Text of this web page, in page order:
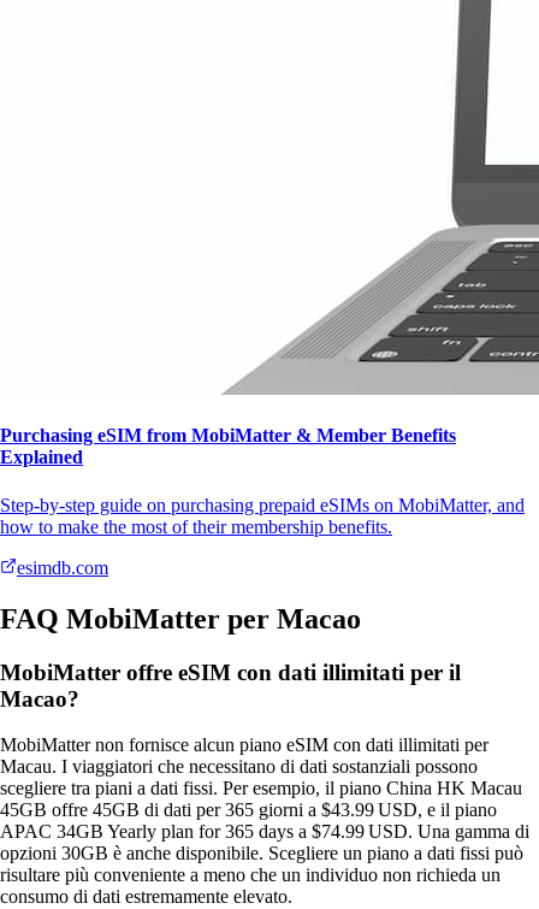
Purchasing eSIM from MobiMatter & Member Benefits
Explained
Step-by-step guide on purchasing prepaid eSIMs on MobiMatter, and
how to make the most of their membership benefits.
esimdb.com
FAQ MobiMatter per Macao
MobiMatter offre eSIM con dati illimitati per il
Macao?
MobiMatter non fornisce alcun piano eSIM con dati illimitati per
Macau. I viaggiatori che necessitano di dati sostanziali possono
scegliere tra piani a dati fissi. Per esempio, il piano China HK Macau
45GB offre 45GB di dati per 365 giorni a $43.99 USD, e il piano
APAC 34GB Yearly plan for 365 days a $74.99 USD. Una gamma di
opzioni 30GB è anche disponibile. Scegliere un piano a dati fissi può
risultare più conveniente a meno che un individuo non richieda un
consumo di dati estremamente elevato.